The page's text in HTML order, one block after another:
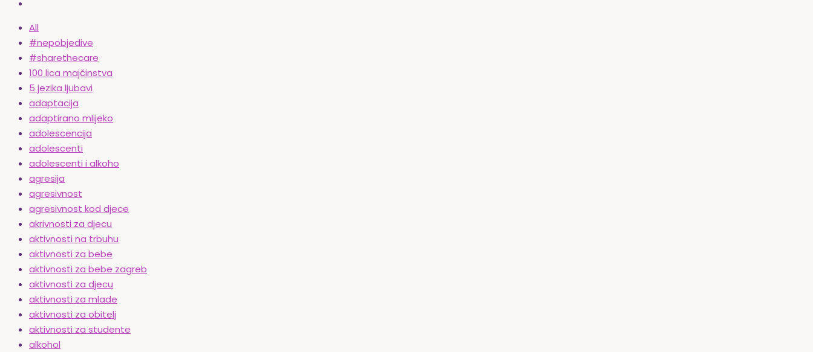
All
#nepobjedive
#sharethecare
100 lica majčinstva
5 jezika ljubavi
adaptacija
adaptirano mlijeko
adolescencija
adolescenti
adolescenti i alkoho
agresija
agresivnost
agresivnost kod djece
akrivnosti za djecu
aktivnosti na trbuhu
aktivnosti za bebe
aktivnosti za bebe zagreb
aktivnosti za djecu
aktivnosti za mlade
aktivnosti za obitelj
aktivnosti za studente
alkohol